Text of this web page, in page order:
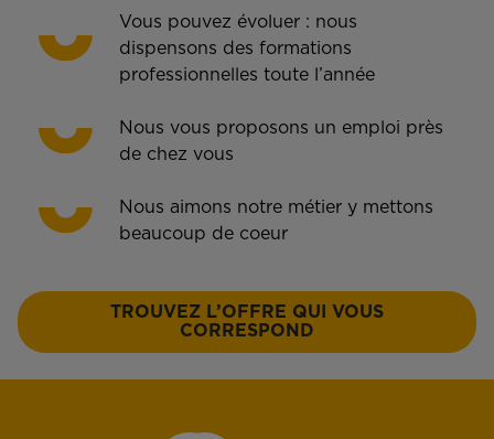
Vous pouvez évoluer : nous
dispensons des formations
professionnelles toute l’année
Nous vous proposons un emploi près
de chez vous
Nous aimons notre métier y mettons
beaucoup de coeur
TROUVEZ L’OFFRE QUI VOUS
CORRESPOND